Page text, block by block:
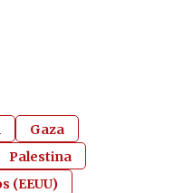
Gaza
Palestina
(EEUU)